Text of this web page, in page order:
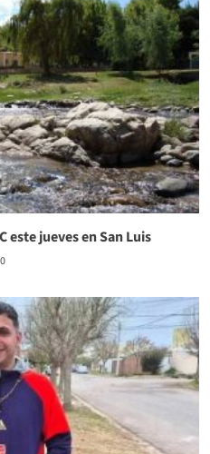
este jueves en San Luis
0